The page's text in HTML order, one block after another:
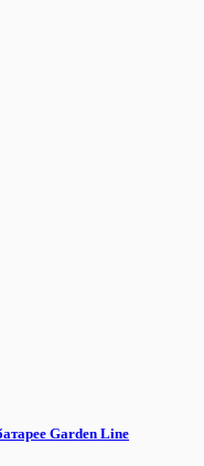
Garden Line